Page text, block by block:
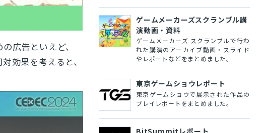
広告といえど、
効果を考えると、
ゲームメーカーズスクランブル講
演動画・資料
ゲームメーカーズ スクランブルで行わ
れた講演のアーカイブ動画・スライド
やレポートなどをまとめました。
東京ゲームショウレポート
東京ゲームショウで展示された作品の
プレイレポートをまとめました。
BitSummitレポート